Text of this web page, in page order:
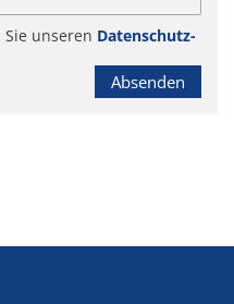
unseren Datenschutz-
Absenden